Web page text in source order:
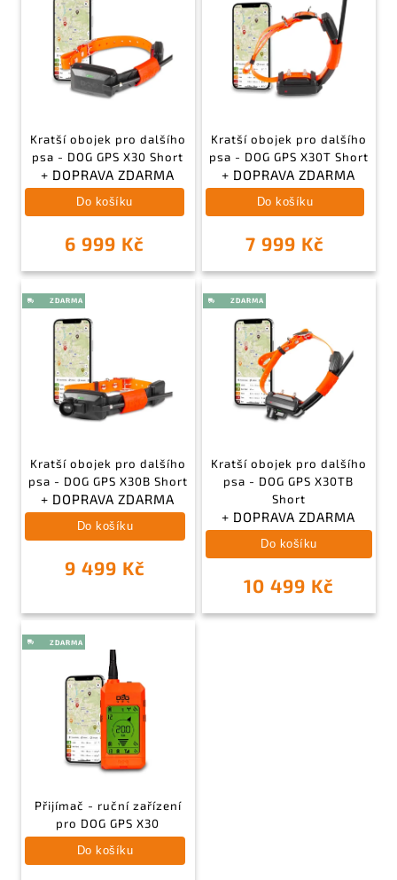
Kratší obojek pro dalšího
psa - DOG GPS X30 Short
+ DOPRAVA ZDARMA
6 999 Kč
Do košíku
Kratší obojek pro dalšího
psa - DOG GPS X30T Short
+ DOPRAVA ZDARMA
7 999 Kč
Do košíku
Kratší obojek pro dalšího
psa - DOG GPS X30B Short
+ DOPRAVA ZDARMA
9 499 Kč
Do košíku
Kratší obojek pro dalšího
psa - DOG GPS X30TB
Short
+ DOPRAVA ZDARMA
10 499 Kč
Do košíku
Přijímač - ruční zařízení
pro DOG GPS X30
Do košíku